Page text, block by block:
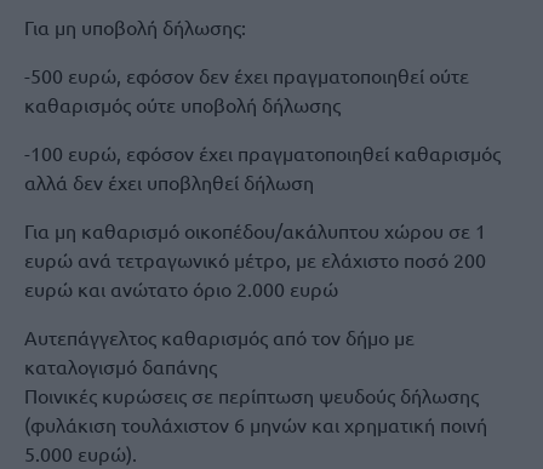
Για μη υποβολή δήλωσης:
-500 ευρώ, εφόσον δεν έχει πραγματοποιηθεί ούτε
καθαρισμός ούτε υποβολή δήλωσης
-100 ευρώ, εφόσον έχει πραγματοποιηθεί καθαρισμός
αλλά δεν έχει υποβληθεί δήλωση
Για μη καθαρισμό οικοπέδου/ακάλυπτου χώρου σε 1
ευρώ ανά τετραγωνικό μέτρο, με ελάχιστο ποσό 200
ευρώ και ανώτατο όριο 2.000 ευρώ
Αυτεπάγγελτος καθαρισμός από τον δήμο με
καταλογισμό δαπάνης
Ποινικές κυρώσεις σε περίπτωση ψευδούς δήλωσης
(φυλάκιση τουλάχιστον 6 μηνών και χρηματική ποινή
5.000 ευρώ).